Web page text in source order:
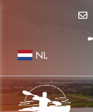
NL